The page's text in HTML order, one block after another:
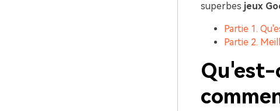
superbes jeux
Partie 1.
Partie 2.
Qu'est-